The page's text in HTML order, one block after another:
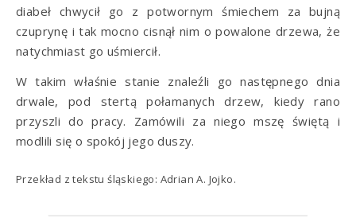
diabeł chwycił go z potwornym śmiechem za bujną
czuprynę i tak mocno cisnął nim o powalone drzewa, że
natychmiast go uśmiercił.
W takim właśnie stanie znaleźli go następnego dnia
drwale, pod stertą połamanych drzew, kiedy rano
przyszli do pracy. Zamówili za niego mszę świętą i
modlili się o spokój jego duszy.
Przekład z tekstu śląskiego: Adrian A. Jojko.